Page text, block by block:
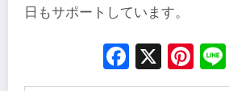
日もサポートしています。
X